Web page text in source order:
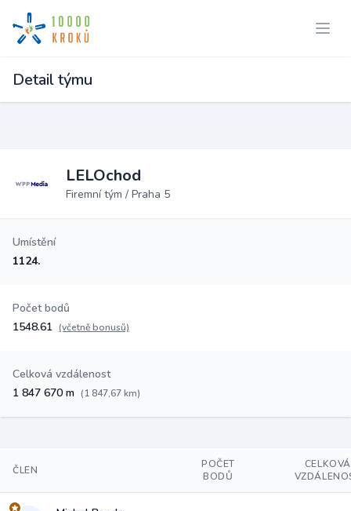
Detail týmu
LELOchod
Firemní tým / Praha 5
Umístění
1124.
Počet bodů
1548.61 (včetně bonusů)
Celková vzdálenost
1 847 670 m (1 847,67 km)
ČLEN
POČET
BODŮ
CELKOVÁ